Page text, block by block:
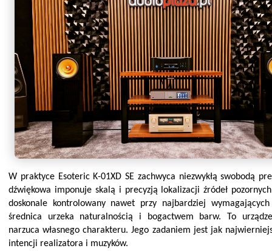
W praktyce Esoteric K-01XD SE zachwyca niezwykłą swobodą
dźwiękowa imponuje skalą i precyzją lokalizacji źródeł
doskonale kontrolowany nawet przy najbardziej
średnica urzeka naturalnością i bogactwem barw. To
narzuca własnego charakteru. Jego zadaniem jest jak
intencji realizatora i muzyków.